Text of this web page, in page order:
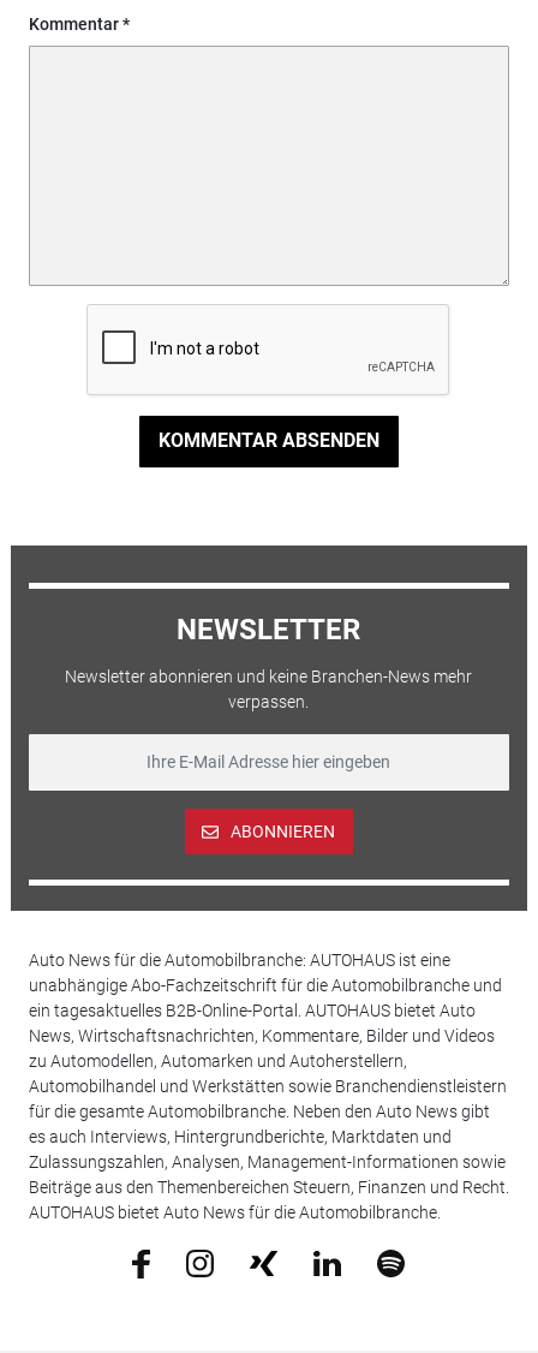
Kommentar
KOMMENTAR ABSENDEN
NEWSLETTER
Newsletter abonnieren und keine Branchen-News mehr
verpassen.
ABONNIEREN
Auto News für die Automobilbranche: AUTOHAUS ist eine
unabhängige Abo-Fachzeitschrift für die Automobilbranche und
ein tagesaktuelles B2B-Online-Portal. AUTOHAUS bietet Auto
News, Wirtschaftsnachrichten, Kommentare, Bilder und Videos
zu Automodellen, Automarken und Autoherstellern,
Automobilhandel und Werkstätten sowie Branchendienstleistern
für die gesamte Automobilbranche. Neben den Auto News gibt
es auch Interviews, Hintergrundberichte, Marktdaten und
Zulassungszahlen, Analysen, Management-Informationen sowie
Beiträge aus den Themenbereichen Steuern, Finanzen und Recht.
AUTOHAUS bietet Auto News für die Automobilbranche.